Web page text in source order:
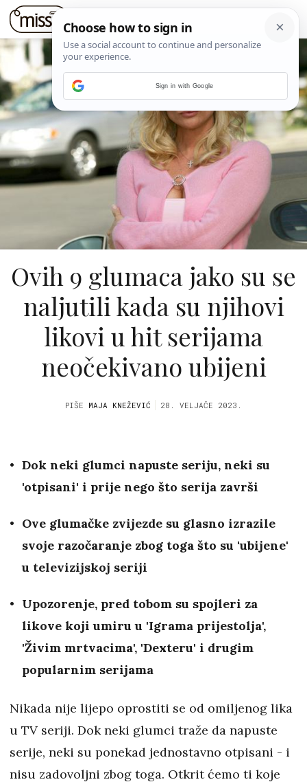
Ovih 9 glumaca jako su se
naljutili kada su njihovi
likovi u hit serijama
neočekivano ubijeni
PIŠE MAJA KNEŽEVIĆ 28. VELJAČE 2023.
Dok neki glumci napuste seriju, neki su
'otpisani' i prije nego što serija završi
Ove glumačke zvijezde su glasno izrazile
svoje razočaranje zbog toga što su 'ubijene'
u televizijskoj seriji
Upozorenje, pred tobom su spojleri za
likove koji umiru u 'Igrama prijestolja',
'Živim mrtvacima', 'Dexteru' i drugim
popularnim serijama
Nikada nije lijepo oprostiti se od omiljenog lika
u TV seriji. Dok neki glumci traže da napuste
serije, neki su ponekad jednostavno otpisani - i
nisu zadovoljni zbog toga. Otkrit ćemo ti koje
Sign in with Google